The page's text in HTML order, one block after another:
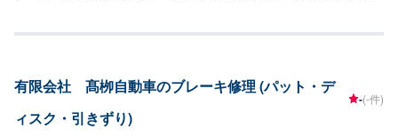
理を部品交換で対応してしまうから。私たちなら自社工場で即施工し、でき
い！--------------------------------------------------【1】オファーにてお問い合わせ
【2】お見積り【3】お見積りにご納得いただければ作業開始【4】仕上がり
次第納車□納期について□通常2〜3日程度で納車いたします。車種や状態によ
有限会社 髙栁自動車のブレーキ修理 (パット・デ
ィスク・引きずり)
-(-件)